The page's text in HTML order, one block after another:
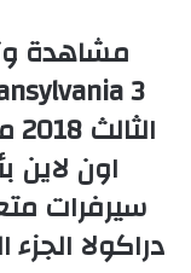
اون
سيرفرات
دراكولا الجزء